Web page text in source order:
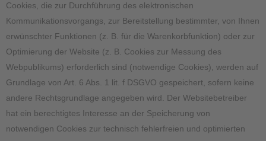
Cookies, die zur Durchführung des elektronischen
Kommunikationsvorgangs, zur Bereitstellung bestimmter, von Ihnen
erwünschter Funktionen (z. B. für die Warenkorbfunktion) oder zur
Optimierung der Website (z. B. Cookies zur Messung des
Webpublikums) erforderlich sind (notwendige Cookies), werden auf
Grundlage von Art. 6 Abs. 1 lit. f DSGVO gespeichert, sofern keine
andere Rechtsgrundlage angegeben wird. Der Websitebetreiber
hat ein berechtigtes Interesse an der Speicherung von
notwendigen Cookies zur technisch fehlerfreien und optimierten